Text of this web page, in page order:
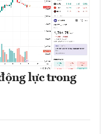
lực trong